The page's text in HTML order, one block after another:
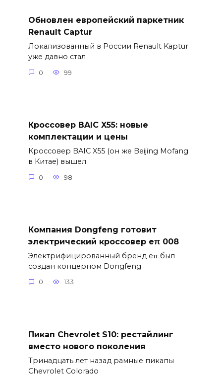
Обновлен европейский паркетник
Renault Captur
Локализованный в России Renault Kaptur
уже давно стал
0 99
Кроссовер BAIC X55: новые
комплектации и цены
Кроссовер BAIC X55 (он же Beijing Mofang
в Китае) вышел
0 98
Компания Dongfeng готовит
электрический кроссовер eπ 008
Электрифицированный бренд eπ был
создан концерном Dongfeng
0 133
Пикап Chevrolet S10: рестайлинг
вместо нового поколения
Тринадцать лет назад рамные пикапы
Chevrolet Colorado